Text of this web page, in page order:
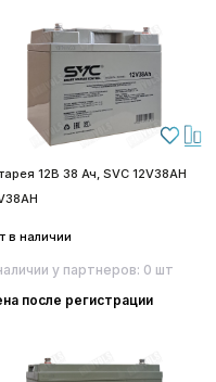
12В 38 Ач, SVC 12V38AH
в наличии
у партнеров: 0 шт
после регистрации